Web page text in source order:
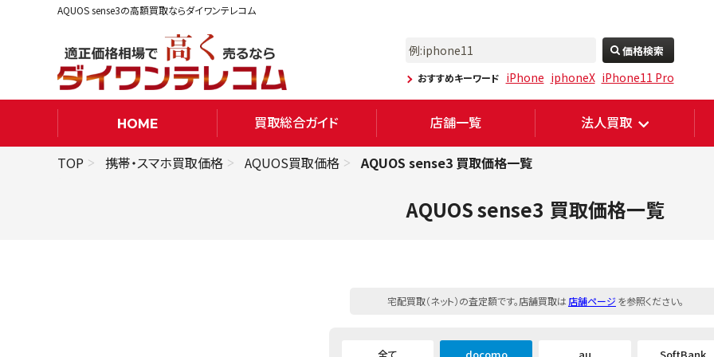
AQUOS sense3の高額買取ならダイワンテレコム
価格検索
おすすめキーワード iPhone iphoneX iPhone11 Pro
HOME 買取総合ガイド 店舗一覧 法人買取
TOP 携帯・スマホ買取価格 AQUOS買取価格 AQUOS sense3 買取価格一覧
AQUOS sense3 買取価格一覧
宅配買取（ネット）の査定額です。店舗買取は 店舗ページ を参照ください。
全て docomo au SoftBank